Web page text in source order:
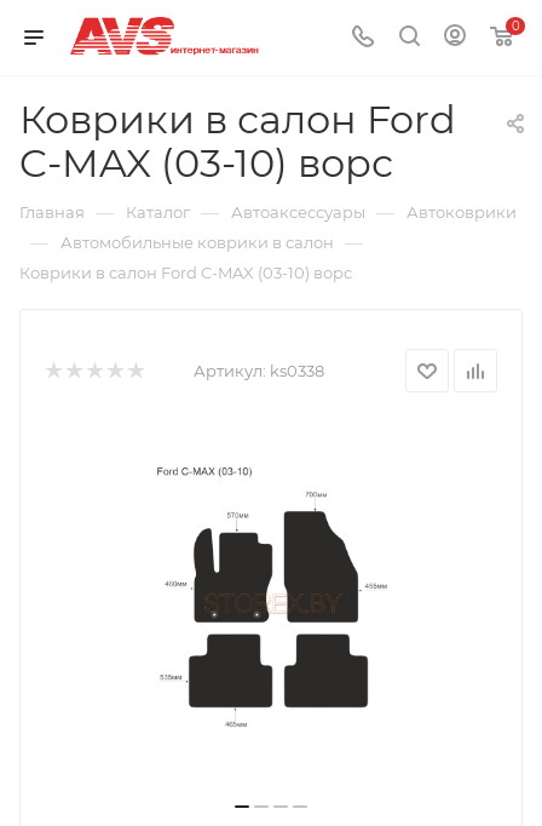
0
Коврики в салон Ford
C-MAX (03-10) ворс
Главная — Каталог — Автоаксессуары — Автоковрики
— Автомобильные коврики в салон —
Коврики в салон Ford C-MAX (03-10) ворс
Артикул: ks0338